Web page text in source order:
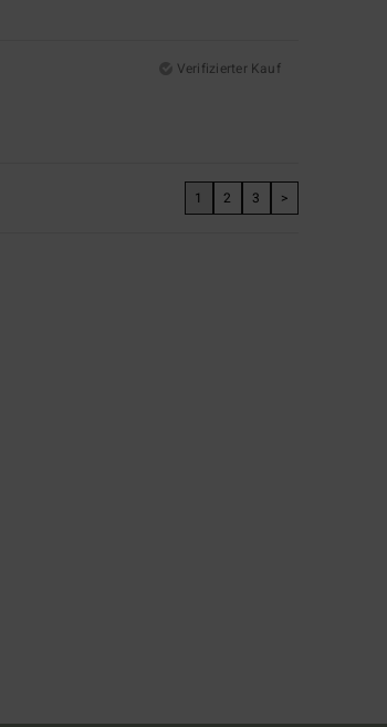
Verifizierter Kauf
1 2 3 >